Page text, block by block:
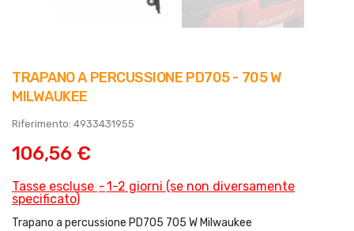
TRAPANO A PERCUSSIONE PD705 - 705 W
MILWAUKEE
Riferimento: 4933431955
106,56 €
Tasse escluse
1-2 giorni (se non diversamente
specificato)
Trapano a percussione PD705 705 W Milwaukee